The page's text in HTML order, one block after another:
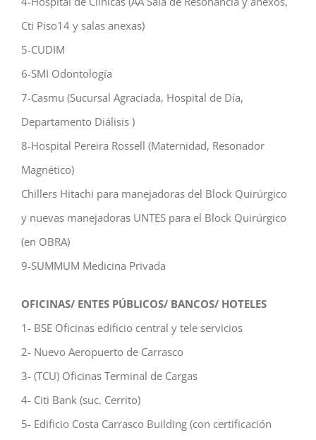
Cti Piso14 y salas anexas)
5-CUDIM
6-SMI Odontología
7-Casmu (Sucursal Agraciada, Hospital de Día,
Departamento Diálisis )
8-Hospital Pereira Rossell (Maternidad, Resonador
Magnético)
Chillers Hitachi para manejadoras del Block Quirúrgico
y nuevas manejadoras UNTES para el Block Quirúrgico
(en OBRA)
9-SUMMUM Medicina Privada
OFICINAS/ ENTES PÚBLICOS/ BANCOS/ HOTELES
1- BSE Oficinas edificio central y tele servicios
2- Nuevo Aeropuerto de Carrasco
3- (TCU) Oficinas Terminal de Cargas
4- Citi Bank (suc. Cerrito)
5- Edificio Costa Carrasco Building (con certificación